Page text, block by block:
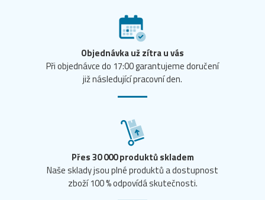
Objednávka už zítra u vás
Při objednávce do 17:00 garantujeme doručení
již následující pracovní den.
Přes 30 000 produktů skladem
Naše sklady jsou plné produktů a dostupnost
zboží 100 % odpovídá skutečnosti.